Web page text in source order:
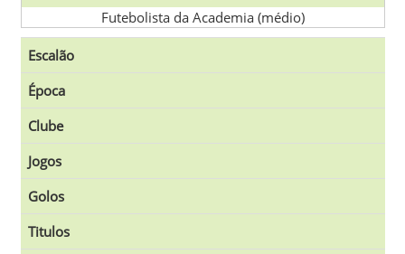
Futebolista da Academia (médio)
Escalão
Época
Clube
Jogos
Golos
Titulos